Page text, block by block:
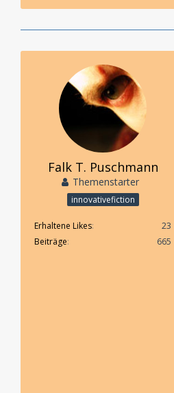
Falk T. Puschmann
Themenstarter
innovativefiction
Erhaltene Likes
23
Beiträge
665